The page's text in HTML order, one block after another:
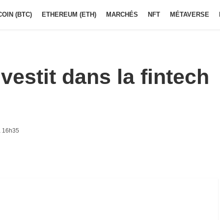
(BTC) ETHEREUM (ETH) MARCHÉS NFT MÉTAVERSE
dans la fintech
16h35